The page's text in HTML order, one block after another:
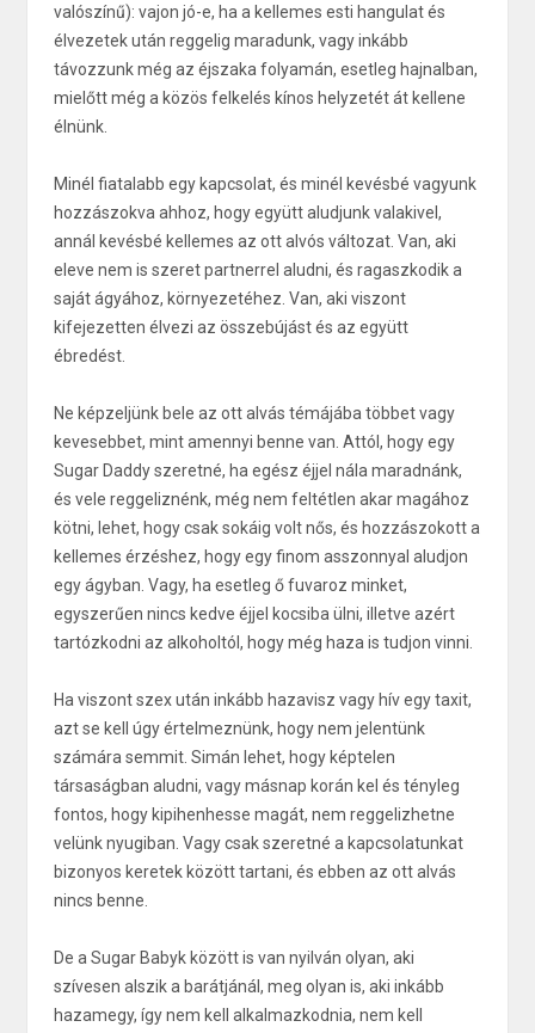
valószínű): vajon jó-e, ha a kellemes esti hangulat és
élvezetek után reggelig maradunk, vagy inkább
távozzunk még az éjszaka folyamán, esetleg hajnalban,
mielőtt még a közös felkelés kínos helyzetét át kellene
élnünk.
Minél fiatalabb egy kapcsolat, és minél kevésbé vagyunk
hozzászokva ahhoz, hogy együtt aludjunk valakivel,
annál kevésbé kellemes az ott alvós változat. Van, aki
eleve nem is szeret partnerrel aludni, és ragaszkodik a
saját ágyához, környezetéhez. Van, aki viszont
kifejezetten élvezi az összebújást és az együtt
ébredést.
Ne képzeljünk bele az ott alvás témájába többet vagy
kevesebbet, mint amennyi benne van. Attól, hogy egy
Sugar Daddy szeretné, ha egész éjjel nála maradnánk,
és vele reggeliznénk, még nem feltétlen akar magához
kötni, lehet, hogy csak sokáig volt nős, és hozzászokott a
kellemes érzéshez, hogy egy finom asszonnyal aludjon
egy ágyban. Vagy, ha esetleg ő fuvaroz minket,
egyszerűen nincs kedve éjjel kocsiba ülni, illetve azért
tartózkodni az alkoholtól, hogy még haza is tudjon vinni.
Ha viszont szex után inkább hazavisz vagy hív egy taxit,
azt se kell úgy értelmeznünk, hogy nem jelentünk
számára semmit. Simán lehet, hogy képtelen
társaságban aludni, vagy másnap korán kel és tényleg
fontos, hogy kipihenhesse magát, nem reggelizhetne
velünk nyugiban. Vagy csak szeretné a kapcsolatunkat
bizonyos keretek között tartani, és ebben az ott alvás
nincs benne.
De a Sugar Babyk között is van nyilván olyan, aki
szívesen alszik a barátjánál, meg olyan is, aki inkább
hazamegy, így nem kell alkalmazkodnia, nem kell